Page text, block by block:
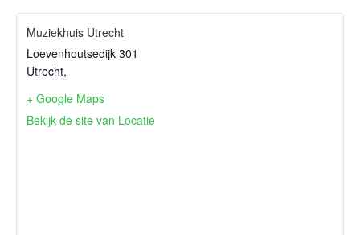
Muziekhuis Utrecht
Loevenhoutsedijk 301
Utrecht,
+ Google Maps
Bekijk de site van Locatie